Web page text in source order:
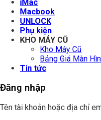
iMac
Macbook
UNLOCK
Phụ kiện
KHO MÁY CŨ
Kho Máy Cũ
Bảng Giá Màn
Tin tức
Đăng nhập
Tên tài khoản hoặc địa chỉ